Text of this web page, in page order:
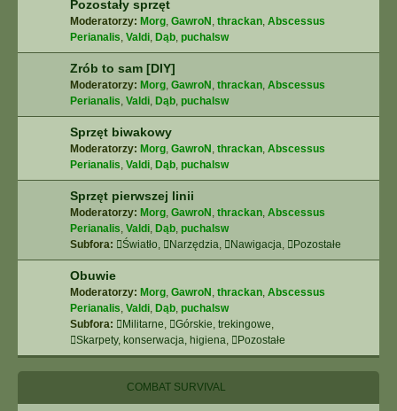
Pozostały sprzęt
Moderatorzy: Morg, GawroN , thrackan, Abscessus
Perianalis, Valdi, Dąb, puchalsw
Zrób to sam [DIY]
Moderatorzy: Morg, GawroN , thrackan, Abscessus
Perianalis, Valdi, Dąb, puchalsw
Sprzęt biwakowy
Moderatorzy: Morg, GawroN , thrackan, Abscessus
Perianalis, Valdi, Dąb, puchalsw
Sprzęt pierwszej linii
Moderatorzy: Morg, GawroN , thrackan, Abscessus
Perianalis, Valdi, Dąb, puchalsw
Subfora:
Światło, Narzędzia, Nawigacja, Pozostałe
Obuwie
Moderatorzy: Morg, GawroN , thrackan, Abscessus
Perianalis, Valdi, Dąb, puchalsw
Subfora:
Militarne, Górskie, trekingowe,
Skarpety, konserwacja, higiena, Pozostałe
COMBAT SURVIVAL